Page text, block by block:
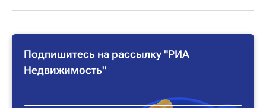
Подпишитесь на рассылку "РИА
Недвижимость"